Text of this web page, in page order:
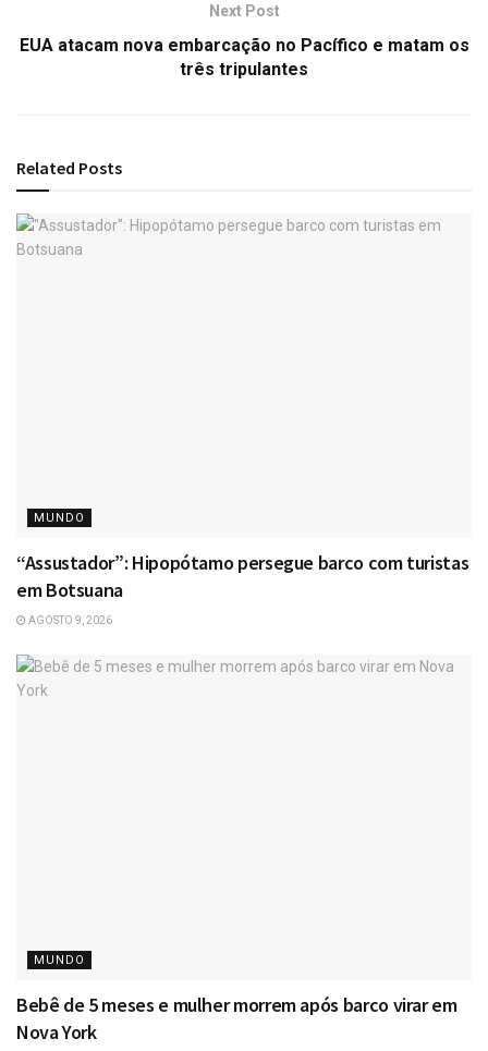
Next Post
EUA atacam nova embarcação no Pacífico e matam os
três tripulantes
Related Posts
MUNDO
“Assustador”: Hipopótamo persegue barco com turistas
em Botsuana
AGOSTO 9, 2026
MUNDO
Bebê de 5 meses e mulher morrem após barco virar em
Nova York